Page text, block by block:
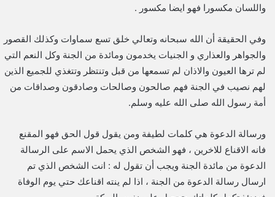
واللسان مكسورا فهو ايضا مكسور .
وفي الحقيقة أن الله سبحانه وتعالي خلق تسع سماوات وكذلك القصور
والجواهر والعذاري و الجنيات يخدمون ومائدة من الجنة وكل النعم التي
لم ترها العيون والاذان لم تسمعها من قبل وتنتظر وتتغذي للجميع الذين
لهم نصيب في الجنة فهم صالحون وصالحات وصادقون وصداقات من
أمة رسول الله صلى الله عليه وسلم.
ورسالة الدعوة هي كلمات لطيفة ومن يقول قول الحق فهو المقنع
فانه الاقناع للاخرين ، فهو الشخص الذي يحمل الاسم على الرسالة
الدعوة من مائدة الجنة ويجب أن تقول له : انت الشخص الذي تم
ارسال رسالة الدعوة من الجنة ، اذا لم ينته اقناعك حتي يوم الوفاة